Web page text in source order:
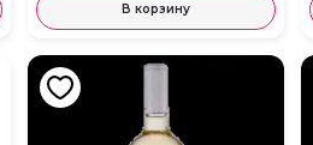
В корзину